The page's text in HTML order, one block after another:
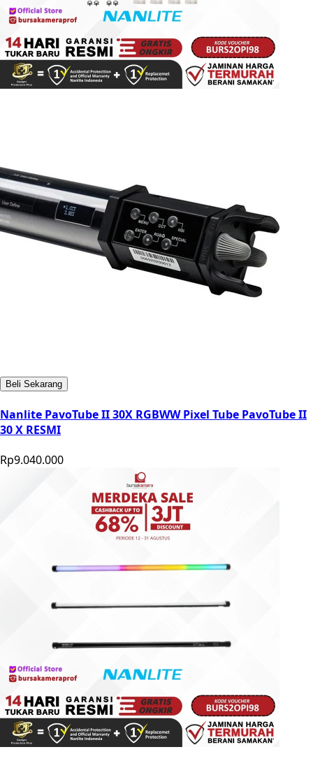
Beli Sekarang
Nanlite PavoTube II 30X RGBWW Pixel Tube PavoTube II
30 X RESMI
Rp9.040.000